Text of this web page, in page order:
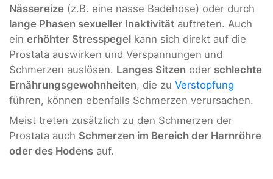
Nässereize (z.B. eine nasse Badehose) oder durch
lange Phasen sexueller Inaktivität auftreten. Auch
ein erhöhter Stresspegel kann sich direkt auf die
Prostata auswirken und Verspannungen und
Schmerzen auslösen. Langes Sitzen oder schlechte
Ernährungsgewohnheiten, die zu Verstopfung
führen, können ebenfalls Schmerzen verursachen.
Meist treten zusätzlich zu den Schmerzen der
Prostata auch Schmerzen im Bereich der Harnröhre
oder des Hodens auf.